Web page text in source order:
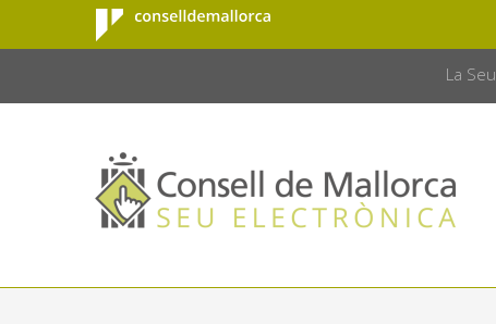
Salta al contingut principal
Consell de
Mallorca
La Seu